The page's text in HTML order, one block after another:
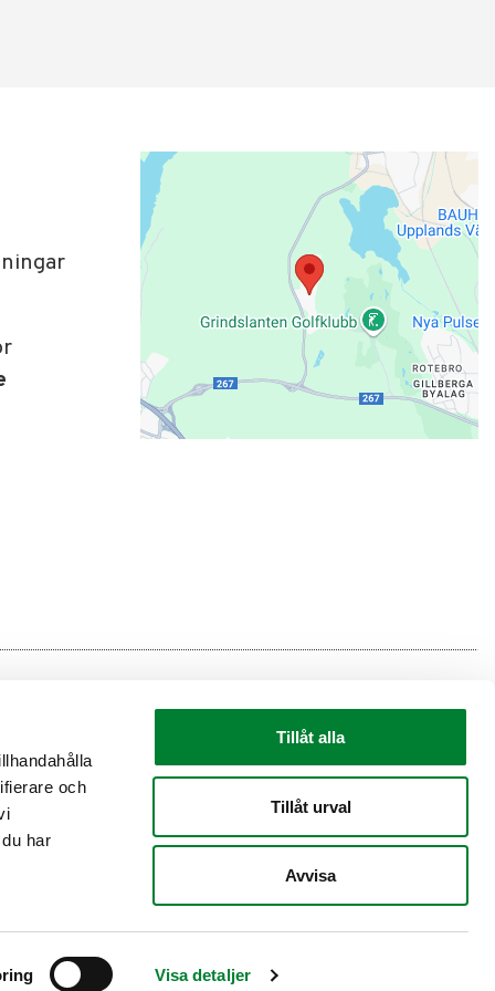
och
har
Visa detaljer
Tillåt alla
Tillåt urval
Avvisa